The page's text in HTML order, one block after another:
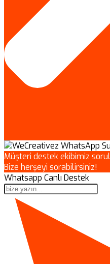
Müşteri destek ekibimiz
Bize herşeyi sorabilirsiniz!
Whatsapp Canlı Destek